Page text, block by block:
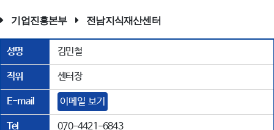
기업진흥본부 전남지식재산센터
성명 김민철
직위 센터장
E-mail 이메일 보기
Tel 070-4421-6843